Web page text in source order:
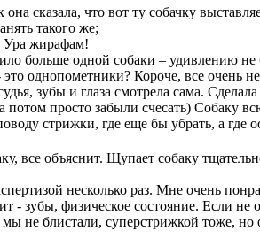
сказала, что вот ту собачку
такого же;
Ура жирафам!
больше одной собаки – удивлению
однопометники? Короче, все очень
зубы и глаза смотрела сама.
просто забыли счесать) Собаку
стрижки, где еще бы убрать, а где
все объяснит. Щупает собаку
несколько раз. Мне очень
- зубы, физическое состояние. Если не
не блистали, суперстрижкой тоже, но